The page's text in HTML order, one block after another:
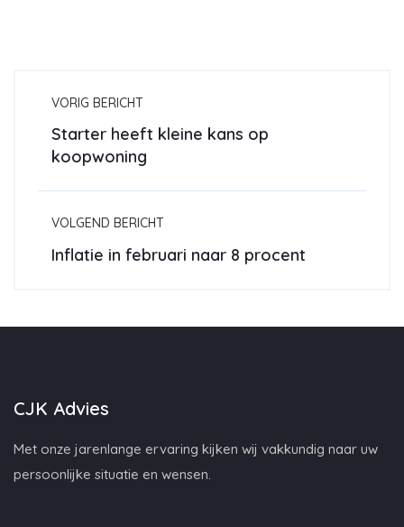
VORIG BERICHT
Starter heeft kleine kans op
koopwoning
VOLGEND BERICHT
Inflatie in februari naar 8 procent
CJK Advies
Met onze jarenlange ervaring kijken wij vakkundig naar uw
persoonlijke situatie en wensen.